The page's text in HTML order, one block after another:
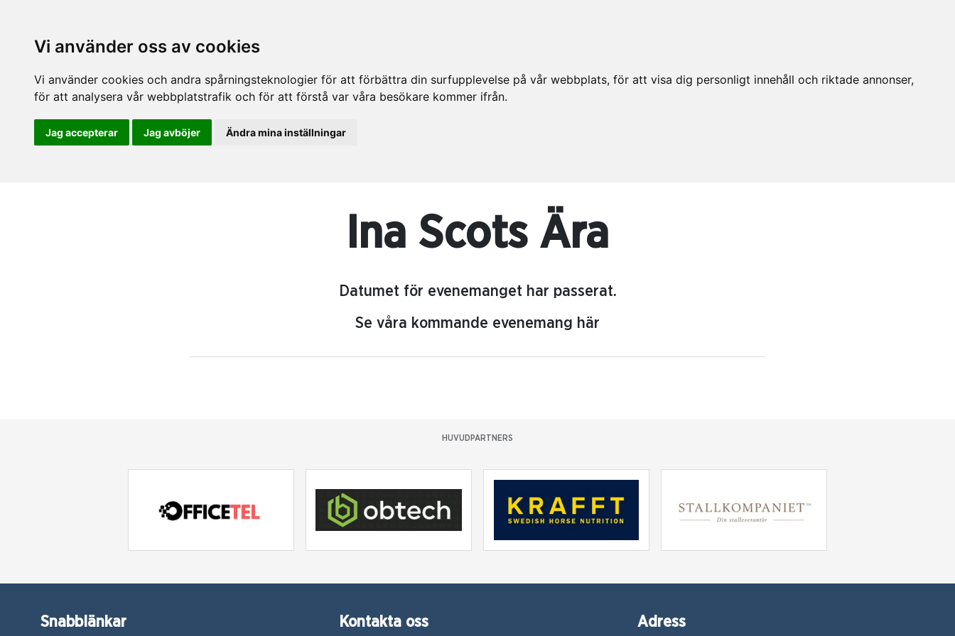
Vi använder oss av cookies
Vi använder cookies och andra spårningsteknologier för att förbättra din surfupplevelse på vår webbplats, för att visa dig personligt innehåll och riktade annonser,
för att analysera vår webbplatstrafik och för att förstå var våra besökare kommer ifrån.
Jag accepterar Jag avböjer Ändra mina inställningar
Ina Scots Ära
Datumet för evenemanget har passerat.
Se våra kommande evenemang här
HUVUDPARTNERS
Snabblänkar Kontakta oss Adress